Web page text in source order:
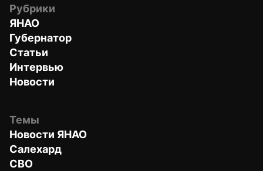
Рубрики
ЯНАО
Губернатор
Статьи
Интервью
Новости
Темы
Новости ЯНАО
Салехард
СВО